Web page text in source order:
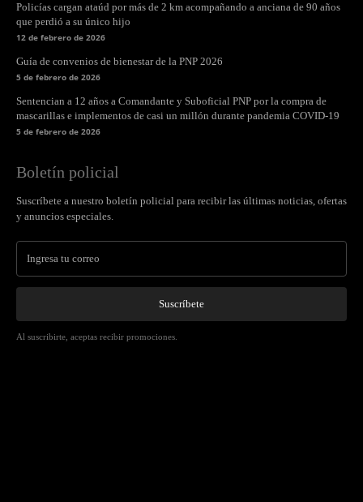
Policías cargan ataúd por más de 2 km acompañando a anciana de 90 años
que perdió a su único hijo
12 de febrero de 2026
Guía de convenios de bienestar de la PNP 2026
5 de febrero de 2026
Sentencian a 12 años a Comandante y Suboficial PNP por la compra de
mascarillas e implementos de casi un millón durante pandemia COVID-19
5 de febrero de 2026
Boletín policial
Suscríbete a nuestro boletín policial para recibir las últimas noticias, ofertas
y anuncios especiales.
Suscríbete
Al suscribirte, aceptas recibir promociones.